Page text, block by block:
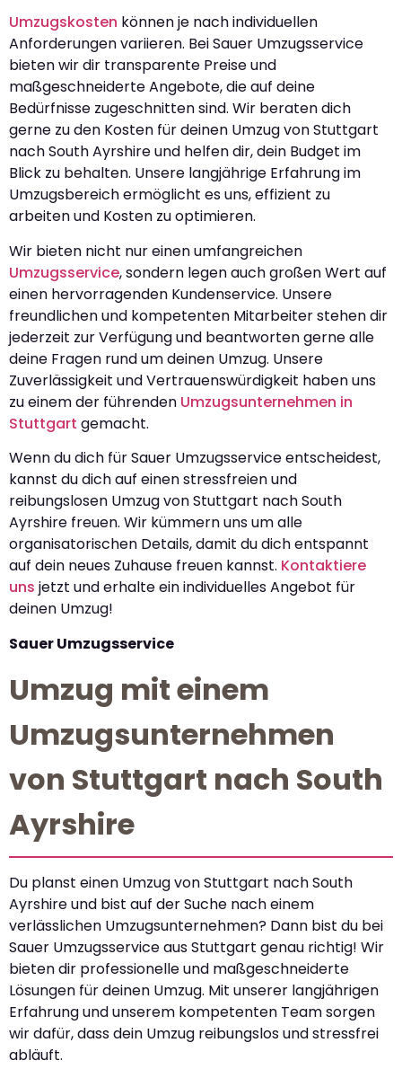
Umzugskosten können je nach individuellen
Anforderungen variieren. Bei Sauer Umzugsservice
bieten wir dir transparente Preise und
maßgeschneiderte Angebote, die auf deine
Bedürfnisse zugeschnitten sind. Wir beraten dich
gerne zu den Kosten für deinen Umzug von Stuttgart
nach South Ayrshire und helfen dir, dein Budget im
Blick zu behalten. Unsere langjährige Erfahrung im
Umzugsbereich ermöglicht es uns, effizient zu
arbeiten und Kosten zu optimieren.
Wir bieten nicht nur einen umfangreichen
Umzugsservice, sondern legen auch großen Wert auf
einen hervorragenden Kundenservice. Unsere
freundlichen und kompetenten Mitarbeiter stehen dir
jederzeit zur Verfügung und beantworten gerne alle
deine Fragen rund um deinen Umzug. Unsere
Zuverlässigkeit und Vertrauenswürdigkeit haben uns
zu einem der führenden Umzugsunternehmen in
Stuttgart gemacht.
Wenn du dich für Sauer Umzugsservice entscheidest,
kannst du dich auf einen stressfreien und
reibungslosen Umzug von Stuttgart nach South
Ayrshire freuen. Wir kümmern uns um alle
organisatorischen Details, damit du dich entspannt
auf dein neues Zuhause freuen kannst. Kontaktiere
uns jetzt und erhalte ein individuelles Angebot für
deinen Umzug!
Sauer Umzugsservice
Umzug mit einem
Umzugsunternehmen
von Stuttgart nach South
Ayrshire
Du planst einen Umzug von Stuttgart nach South
Ayrshire und bist auf der Suche nach einem
verlässlichen Umzugsunternehmen? Dann bist du bei
Sauer Umzugsservice aus Stuttgart genau richtig! Wir
bieten dir professionelle und maßgeschneiderte
Lösungen für deinen Umzug. Mit unserer langjährigen
Erfahrung und unserem kompetenten Team sorgen
wir dafür, dass dein Umzug reibungslos und stressfrei
abläuft.